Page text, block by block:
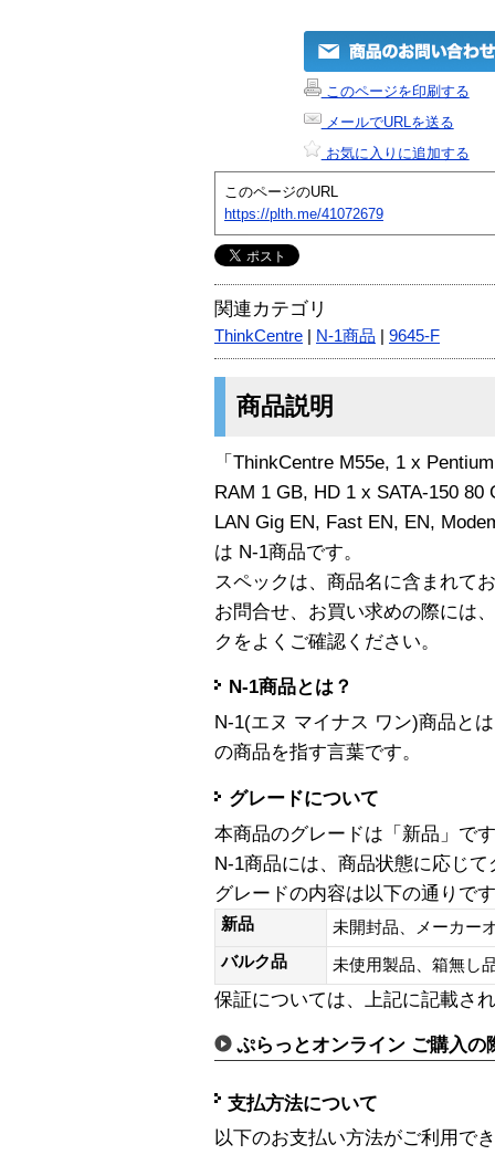
このページを印刷する
メールでURLを送る
お気に入りに追加する
このページのURL
https://plth.me/41072679
関連カテゴリ
ThinkCentre N-1商品 9645-F
商品説明
「ThinkCentre M55e, 1 x
RAM 1 GB, HD 1 x SATA-150
LAN Gig EN, Fast EN, EN,
は N-1商品です。
スペックは、商品名に含まれて
お問合せ、お買い求めの際には
クをよくご確認ください。
N-1商品とは？
N-1(エヌ マイナス ワン)商品と
の商品を指す言葉です。
グレードについて
本商品のグレードは「新品」です
N-1商品には、商品状態に応じ
グレードの内容は以下の通りで
新品
未開封品、メーカー
バルク品
未使用製品、箱無
保証については、上記に記載さ
ぷらっとオンライン ご購入の
支払方法について
以下のお支払い方法がご利用で